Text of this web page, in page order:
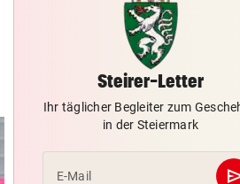
FUSSBALL-FANS FEIERN
Hochgefühle dank Comeback
eines Kult-Sponsors
Enttäuschende Zweitliga-
2. LIGA – 2. RUNDE vor 8
Steirer-Letter
Ihr täglicher Begleiter zum
in der Steiermark
E-Mail